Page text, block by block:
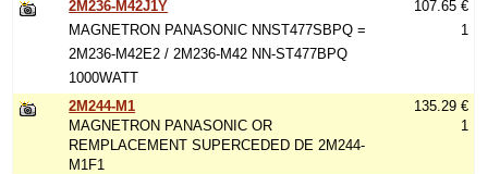
2M236-M42J1Y
MAGNETRON PANASONIC NNST477SBPQ =
2M236-M42E2 / 2M236-M42 NN-ST477BPQ
1000WATT
107.65 €
1
2M244-M1
MAGNETRON PANASONIC OR
REMPLACEMENT SUPERCEDED DE 2M244-
M1F1
135.29 €
1